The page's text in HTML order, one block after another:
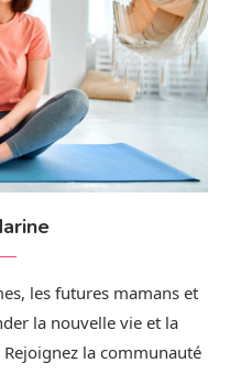
les futures mamans et
la nouvelle vie et la
la communauté